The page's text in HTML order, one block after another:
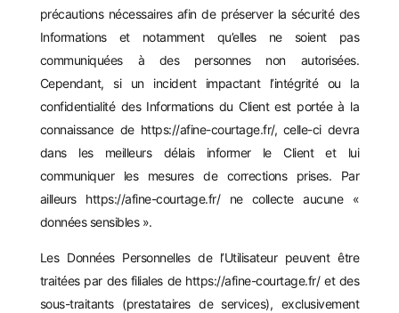
précautions nécessaires afin de préserver la sécurité des
Informations et notamment qu’elles ne soient pas
communiquées à des personnes non autorisées.
Cependant, si un incident impactant l’intégrité ou la
confidentialité des Informations du Client est portée à la
connaissance de https://afine-courtage.fr/, celle-ci devra
dans les meilleurs délais informer le Client et lui
communiquer les mesures de corrections prises. Par
ailleurs https://afine-courtage.fr/ne collecte aucune «
données sensibles ».
Les Données Personnelles de l’Utilisateur peuvent être
traitées par des filiales de https://afine-courtage.fr/et des
sous-traitants (prestataires de services), exclusivement